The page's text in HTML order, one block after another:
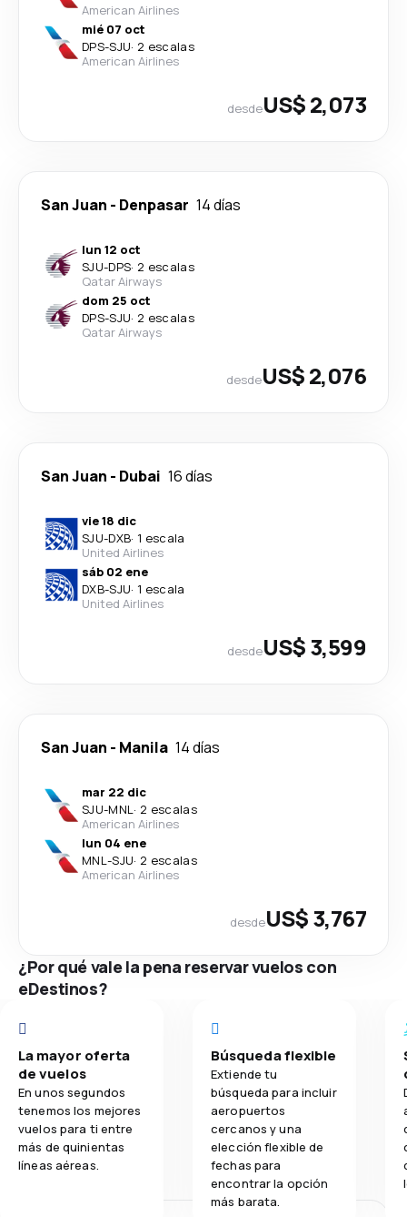
American Airlines
mié 07 oct
DPS-SJU· 2 escalas
American Airlines
desdeUS$ 2,073
San Juan - Denpasar 14 días
lun 12 oct
SJU-DPS· 2 escalas
Qatar Airways
dom 25 oct
DPS-SJU· 2 escalas
Qatar Airways
desdeUS$ 2,076
San Juan - Dubai 16 días
vie 18 dic
SJU-DXB· 1 escala
United Airlines
sáb 02 ene
DXB-SJU· 1 escala
United Airlines
desdeUS$ 3,599
San Juan - Manila 14 días
mar 22 dic
SJU-MNL· 2 escalas
American Airlines
lun 04 ene
MNL-SJU· 2 escalas
American Airlines
desdeUS$ 3,767
¿Por qué vale la pena reservar vuelos con
eDestinos?
La mayor oferta
de vuelos
En unos segundos
tenemos los mejores
vuelos para ti entre
más de quinientas
líneas aéreas.
Búsqueda flexible
Extiende tu
búsqueda para incluir
aeropuertos
cercanos y una
elección flexible de
fechas para
encontrar la opción
más barata.